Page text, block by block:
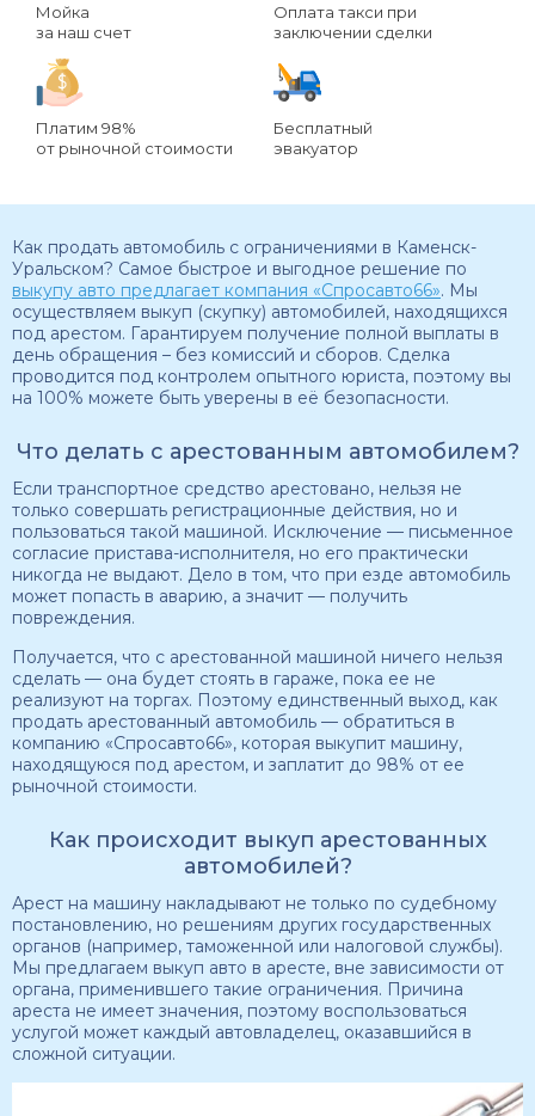
Мойка
за наш счет
Оплата такси при
заключении сделки
Платим 98%
от рыночной стоимости
Бесплатный
эвакуатор
Как продать автомобиль с ограничениями в Каменск-
Уральском? Самое быстрое и выгодное решение по
выкупу авто предлагает компания «Спросавто66». Мы
осуществляем выкуп (скупку) автомобилей, находящихся
под арестом. Гарантируем получение полной выплаты в
день обращения – без комиссий и сборов. Сделка
проводится под контролем опытного юриста, поэтому вы
на 100% можете быть уверены в её безопасности.
Что делать с арестованным автомобилем?
Если транспортное средство арестовано, нельзя не
только совершать регистрационные действия, но и
пользоваться такой машиной. Исключение — письменное
согласие пристава-исполнителя, но его практически
никогда не выдают. Дело в том, что при езде автомобиль
может попасть в аварию, а значит — получить
повреждения.
Получается, что с арестованной машиной ничего нельзя
сделать — она будет стоять в гараже, пока ее не
реализуют на торгах. Поэтому единственный выход, как
продать арестованный автомобиль — обратиться в
компанию «Спросавто66», которая выкупит машину,
находящуюся под арестом, и заплатит до 98% от ее
рыночной стоимости.
Как происходит выкуп арестованных
автомобилей?
Арест на машину накладывают не только по судебному
постановлению, но решениям других государственных
органов (например, таможенной или налоговой службы).
Мы предлагаем выкуп авто в аресте, вне зависимости от
органа, применившего такие ограничения. Причина
ареста не имеет значения, поэтому воспользоваться
услугой может каждый автовладелец, оказавшийся в
сложной ситуации.